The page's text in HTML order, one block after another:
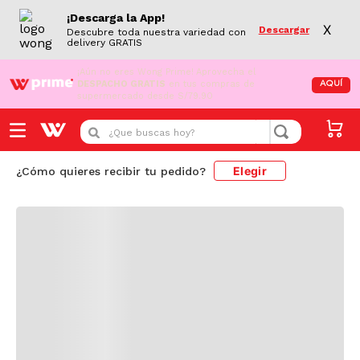
¡Descarga la App!
Descubre toda nuestra variedad con
delivery GRATIS
Descargar X
¡Aún no eres Wong Prime! Aprovecha el
DESPACHO GRATIS en tus compras de
supermercado desde S/79.90
AQUÍ
¿Que buscas hoy?
¿Cómo quieres recibir tu pedido? Elegir
Cargando comentarios...